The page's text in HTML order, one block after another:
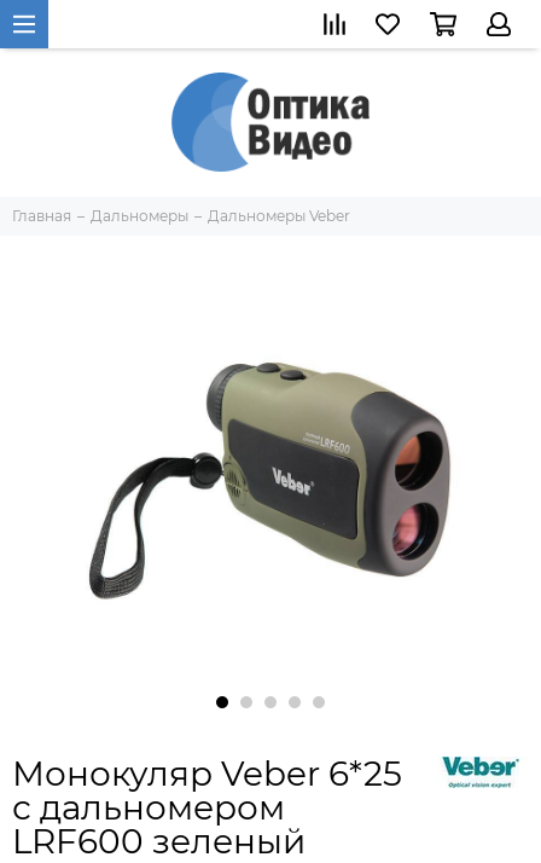
Главная Дальномеры Дальномеры Veber
Монокуляр Veber 6*25
с дальномером
LRF600 зеленый